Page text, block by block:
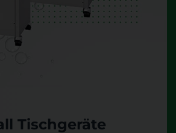
Tischgeräte